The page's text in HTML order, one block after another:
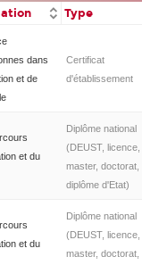
Type
dans
et de
Certificat
d'établissement
et du
Diplôme national
(DEUST, licence,
master, doctorat,
diplôme d'Etat)
et du
Diplôme national
(DEUST, licence,
master, doctorat,